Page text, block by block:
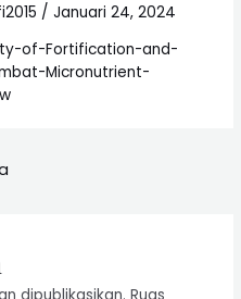
/Januari 24, 2024
of-Fortification-and-
Micronutrient-
dipublikasikan. Ruas